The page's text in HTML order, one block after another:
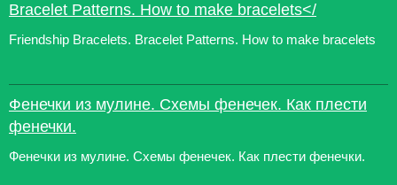
Bracelet Patterns. How to make bracelets</
Friendship Bracelets. Bracelet Patterns. How to make bracelets
Фенечки из мулине. Схемы фенечек. Как плести
фенечки.
Фенечки из мулине. Схемы фенечек. Как плести фенечки.